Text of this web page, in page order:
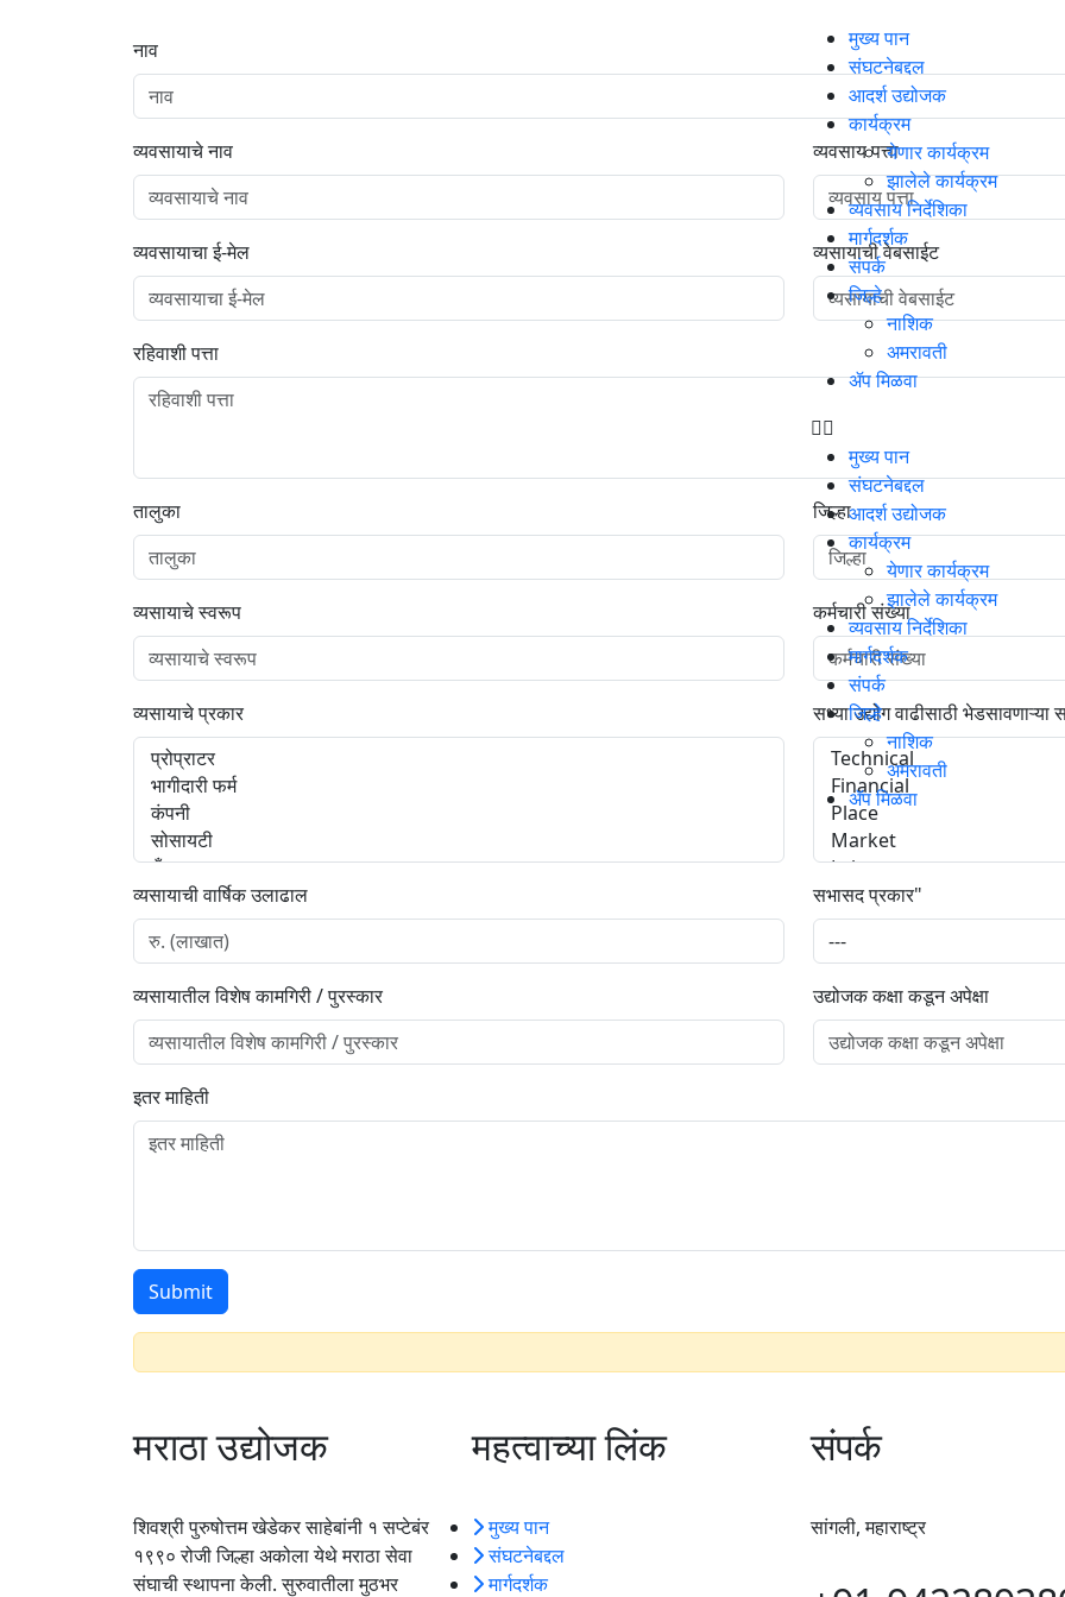
मुख्य पान
संघटनेबद्दल
आदर्श उद्योजक
कार्यक्रम
येणार कार्यक्रम
झालेले कार्यक्रम
व्यवसाय निर्देशिका
मार्गदर्शक
संपर्क
जिल्हे
नाशिक
अमरावती
ॲप मिळवा
मुख्य पान
संघटनेबद्दल
आदर्श उद्योजक
कार्यक्रम
येणार कार्यक्रम
झालेले कार्यक्रम
व्यवसाय निर्देशिका
मार्गदर्शक
संपर्क
जिल्हे
नाशिक
अमरावती
ॲप मिळवा
नाव
व्यवसायाचे नाव व्यवसाय पत्ता
व्यवसायाचा ई-मेल व्यसायाची वेबसाईट
रहिवाशी पत्ता
तालुका जिल्हा
व्यसायाचे स्वरूप कर्मचारी संख्या
व्यसायाचे प्रकार सध्या उद्योग वाढीसाठी भेडसावणाऱ्या
व्यसायाची वार्षिक उलाढाल सभासद प्रकार"
व्यसायातील विशेष कामगिरी / पुरस्कार उद्योजक कक्षा कडून अपेक्षा
इतर माहिती
मराठा उद्योजक
शिवश्री पुरुषोत्तम खेडेकर साहेबांनी १ सप्टेबंर
१९९० रोजी जिल्हा अकोला येथे मराठा सेवा
संघाची स्थापना केली. सुरुवातीला मुठभर
महत्वाच्या लिंक
मुख्य पान
संघटनेबद्दल
मार्गदर्शक
संपर्क
सांगली, महाराष्ट्र